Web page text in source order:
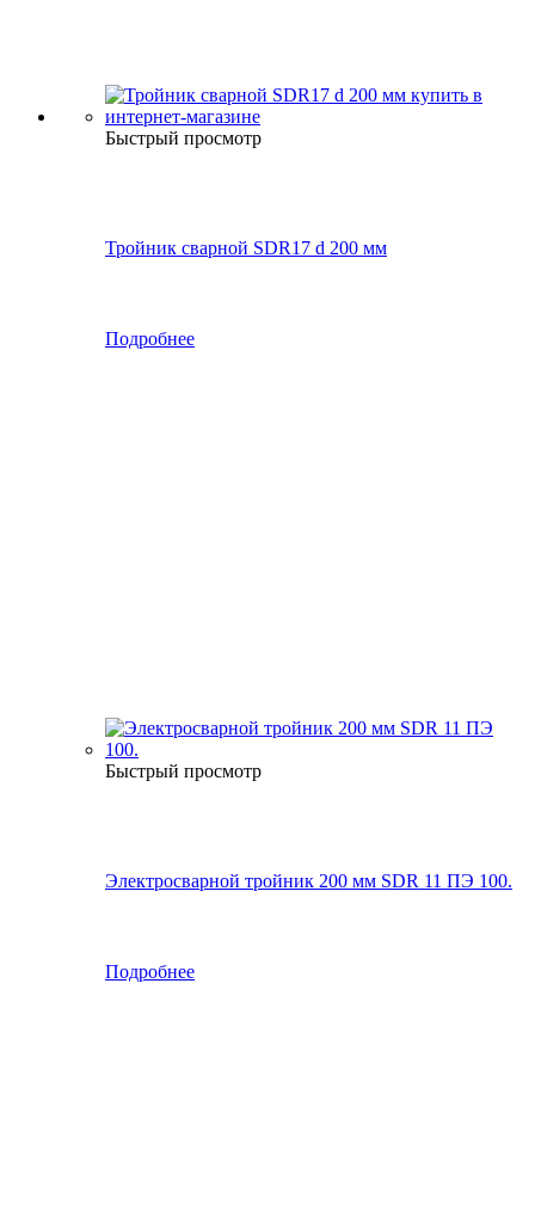
Быстрый просмотр
Тройник сварной SDR17 d 200 мм
Подробнее
Быстрый просмотр
Электросварной тройник 200 мм SDR 11 ПЭ 100.
Подробнее